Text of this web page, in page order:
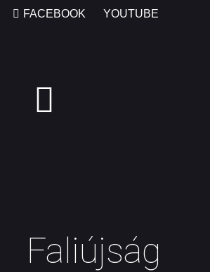
FACEBOOK
YOUTUBE
Faliújság